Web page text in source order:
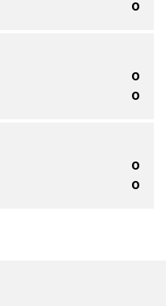
0
0
0
0
0